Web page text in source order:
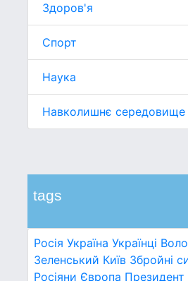
Здоров'я
Спорт
Наука
Навколишнє середовище
tags
Росія Україна Українці
Зеленський Київ Збройні
Росіяни Європа